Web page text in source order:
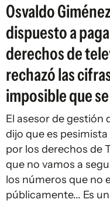
Osvaldo
dispuesto a
derechos de
rechazó las
imposible que
El asesor de gestión
dijo que es
por los derechos de
que no vamos a
los números que no
públicamente... Es